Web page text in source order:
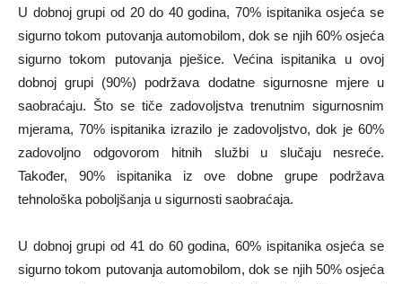
U dobnoj grupi od 20 do 40 godina, 70% ispitanika osjeća se
sigurno tokom putovanja automobilom, dok se njih 60% osjeća
sigurno tokom putovanja pješice. Većina ispitanika u ovoj
dobnoj grupi (90%) podržava dodatne sigurnosne mjere u
saobraćaju. Što se tiče zadovoljstva trenutnim sigurnosnim
mjerama, 70% ispitanika izrazilo je zadovoljstvo, dok je 60%
zadovoljno odgovorom hitnih službi u slučaju nesreće.
Također, 90% ispitanika iz ove dobne grupe podržava
tehnološka poboljšanja u sigurnosti saobraćaja.
U dobnoj grupi od 41 do 60 godina, 60% ispitanika osjeća se
sigurno tokom putovanja automobilom, dok se njih 50% osjeća